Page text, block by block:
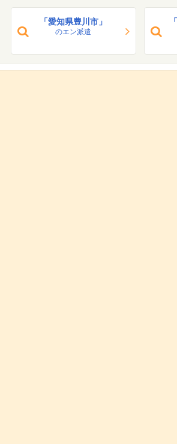
「愛知県豊川市」
のエン派遣